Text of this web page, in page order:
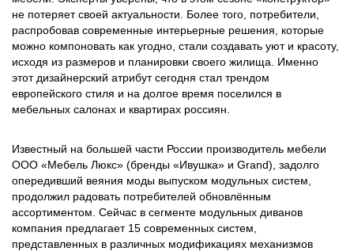
не потеряет своей актуальности. Более того, потребители,
распробовав современные интерьерные решения, которые
можно компоновать как угодно, стали создавать уют и красоту,
исходя из размеров и планировки своего жилища. Именно
этот дизайнерский атрибут сегодня стал трендом
европейского стиля и на долгое время поселился в
мебельных салонах и квартирах россиян.
Известный на большей части России производитель мебели
ООО «Мебель Люкс» (бренды «Ивушка» и Grand), задолго
опередивший веяния моды выпуском модульных систем,
продолжил радовать потребителей обновлённым
ассортиментом. Сейчас в сегменте модульных диванов
компания предлагает 15 современных систем,
представленных в различных модификациях механизмов